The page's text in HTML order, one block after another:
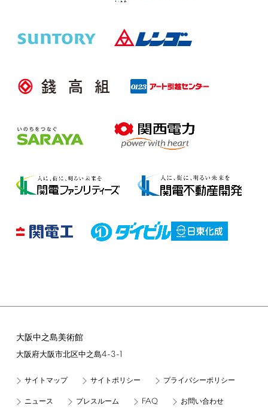
大阪中之島美術館
大阪府大阪市北区中之島4-3-1
サイトマップ サイトポリシー プライバシーポリシー
ニュース プレスルーム FAQ お問い合わせ